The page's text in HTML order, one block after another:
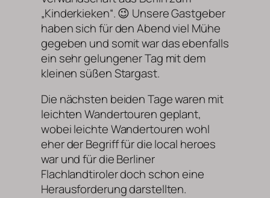
„Kinderkieken“. 😉 Unsere Gastgeber
haben sich für den Abend viel Mühe
gegeben und somit war das ebenfalls
ein sehr gelungener Tag mit dem
kleinen süßen Stargast.
Die nächsten beiden Tage waren mit
leichten Wandertouren geplant,
wobei leichte Wandertouren wohl
eher der Begriff für die local heroes
war und für die Berliner
Flachlandtiroler doch schon eine
Herausforderung darstellten.